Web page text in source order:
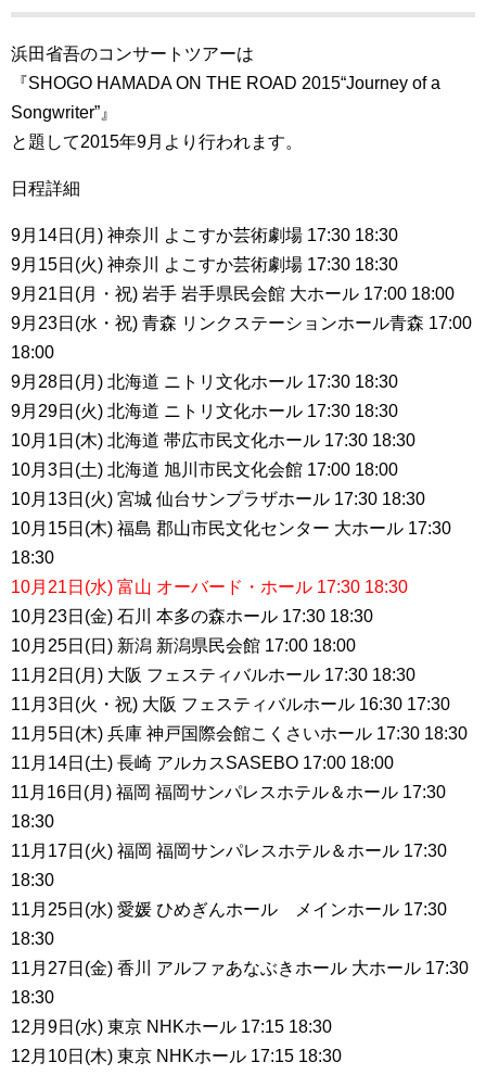
浜田省吾のコンサートツアーは
『SHOGO HAMADA ON THE ROAD 2015“Journey of a
Songwriter”』
と題して2015年9月より行われます。
日程詳細
9月14日(月) 神奈川 よこすか芸術劇場 17:30 18:30
9月15日(火) 神奈川 よこすか芸術劇場 17:30 18:30
9月21日(月・祝) 岩手 岩手県民会館 大ホール 17:00 18:00
9月23日(水・祝) 青森 リンクステーションホール青森 17:00
18:00
9月28日(月) 北海道 ニトリ文化ホール 17:30 18:30
9月29日(火) 北海道 ニトリ文化ホール 17:30 18:30
10月1日(木) 北海道 帯広市民文化ホール 17:30 18:30
10月3日(土) 北海道 旭川市民文化会館 17:00 18:00
10月13日(火) 宮城 仙台サンプラザホール 17:30 18:30
10月15日(木) 福島 郡山市民文化センター 大ホール 17:30
18:30
10月21日(水) 富山 オーバード・ホール 17:30 18:30
10月23日(金) 石川 本多の森ホール 17:30 18:30
10月25日(日) 新潟 新潟県民会館 17:00 18:00
11月2日(月) 大阪 フェスティバルホール 17:30 18:30
11月3日(火・祝) 大阪 フェスティバルホール 16:30 17:30
11月5日(木) 兵庫 神戸国際会館こくさいホール 17:30 18:30
11月14日(土) 長崎 アルカスSASEBO 17:00 18:00
11月16日(月) 福岡 福岡サンパレスホテル＆ホール 17:30
18:30
11月17日(火) 福岡 福岡サンパレスホテル＆ホール 17:30
18:30
11月25日(水) 愛媛 ひめぎんホール メインホール 17:30
18:30
11月27日(金) 香川 アルファあなぶきホール 大ホール 17:30
18:30
12月9日(水) 東京 NHKホール 17:15 18:30
12月10日(木) 東京 NHKホール 17:15 18:30